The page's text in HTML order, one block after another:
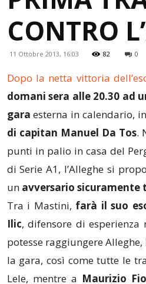
CONTRO
11 Ottobre 2013, 16:03 82 0
Dopo la netta vittoria
domani sera alle 20.30 ad
gara esterna in calendario,
di capitan Manuel Da Tos.
punti in palio in casa del
di Serie A1, l’Alleghe si
un avversario sicuramente
Tra i Mastini, farà il suo
Ilic, difensore di
potesse raggiungere Alleghe,
la gara, così come tutte le
Lele, mentre a Maurizio